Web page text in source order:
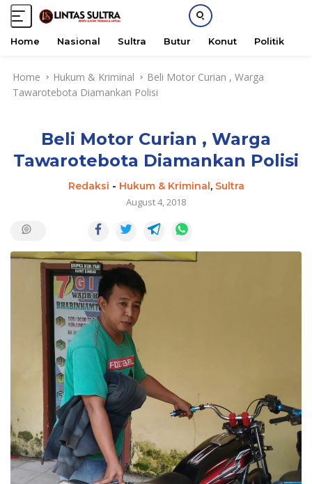
Home Nasional Sultra Butur Konut Politik
Home Hukum & Kriminal
Beli Motor Curian , Warga
Tawarotebota Diamankan Polisi
Beli Motor Curian , Warga
Tawarotebota Diamankan Polisi
Redaksi - Hukum & Kriminal, Sultra
August 4, 2018